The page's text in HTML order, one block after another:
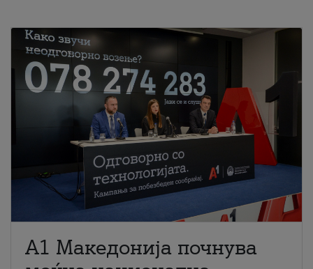
A1 Македонија почнува